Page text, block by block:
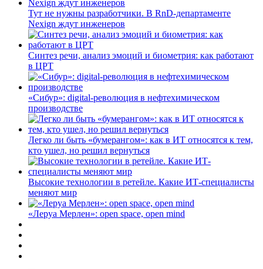
Тут не нужны разработчики. В RnD-департаменте
Nexign ждут инженеров
Синтез речи, анализ эмоций и биометрия: как работают
в ЦРТ
«Сибур»: digital-революция в нефтехимическом
производстве
Легко ли быть «бумерангом»: как в ИТ относятся к тем,
кто ушел, но решил вернуться
Высокие технологии в ретейле. Какие ИТ-специалисты
меняют мир
«Леруа Мерлен»: open space, open mind